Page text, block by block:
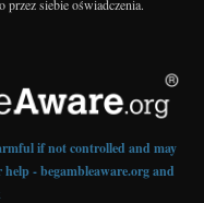
przez siebie oświadczenia.
if not controlled and may
- begambleaware.org and